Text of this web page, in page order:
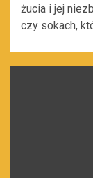
żucia i jej
czy sokach,